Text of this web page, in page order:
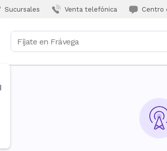
Sucursales Venta telefónica Centro